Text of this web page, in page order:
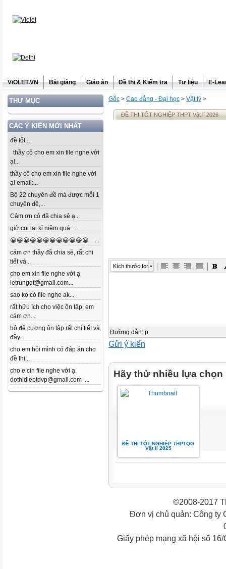
ViOLET.VN Bài giảng Giáo án Đề thi & Kiểm tra Tư liệu E-
THƯ MỤC
CÁC Ý KIẾN MỚI NHẤT
đề tốt...
thầy cô cho em xin file nghe với
ạ!...
thầy cô cho em xin file nghe với
ạ! email:...
Bộ 22 chuyên đề mà được mỗi 1
chuyên đề,...
Cảm ơn cô đã chia sẻ ạ...
giờ coi lại kỉ niệm quá ...
😀😀😀😀😀😀😀😀😀😀😀😀 ...
cám ơn thầy đã chia sẻ, rất chi
tiết và...
cho em xin file nghe với ạ
letrungqt@gmail.com...
sao ko có file nghe ak...
rất hữu ích cho việc ôn tập, em
cám ơn...
bộ đề cương ôn tập rất chi tiết và
đầy...
cho em hỏi mình có đáp án cho
đề thi...
cho e cin file nghe với ạ.
dothidieptdvp@gmail.com ...
Gốc > Cao đẳng - Đại học > Vật lý >
ĐỀ THI TỐT NGHIỆP THPT Vật lí 2026
Kích thước font
Đường dẫn: p
Gửi ý kiến
Hãy thử nhiều lựa chọn
ĐỀ THI TỐT NGHIỆP THPTQG
Vật lí 2025
©2008-2017
Đơn vị chủ quản: Công ty
Giấy phép mạng xã hội số